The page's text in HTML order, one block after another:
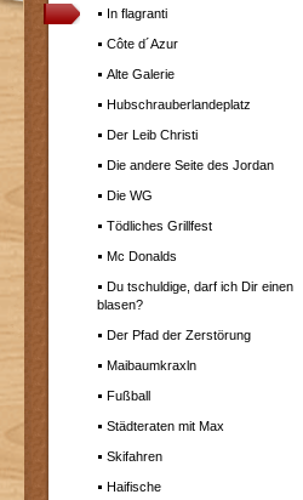
In flagranti
Côte d´Azur
Alte Galerie
Hubschrauberlandeplatz
Der Leib Christi
Die andere Seite des Jordan
Die WG
Tödliches Grillfest
Mc Donalds
Du tschuldige, darf ich Dir einen
blasen?
Der Pfad der Zerstörung
Maibaumkraxln
Fußball
Städteraten mit Max
Skifahren
Haifische